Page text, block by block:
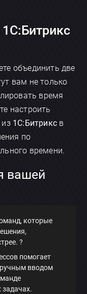
1С:Битрикс
объединить две
вам не только
время
настроить
1С:Битрикс в
по
времени.
вашей
которые
?
помогает
вводом
задачах.